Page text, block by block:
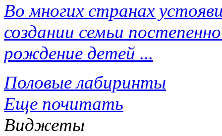
Во многих странах
создании семьи
рождение детей ...
Половые лабиринты
Еще почитать
Виджеты